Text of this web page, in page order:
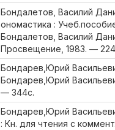
Бондалетов, Василий
ономастика :
Бондалетов, Василий
Просвещение, 1983. —
Бондарев,Юрий
Бондарев,Юрий
— 344с.
Бондарев,Юрий
: Кн. для чтения с